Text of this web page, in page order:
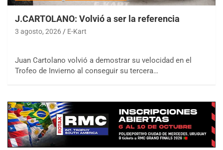
J.CARTOLANO: Volvió a ser la referencia
3 agosto, 2026 E-Kart
Juan Cartolano volvió a demostrar su velocidad en el
Trofeo de Invierno al conseguir su tercera…